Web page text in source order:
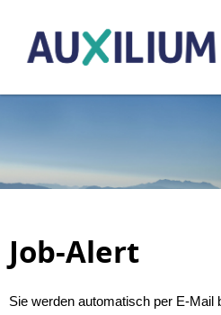
Job-Alert
Sie werden automatisch per E-Mail